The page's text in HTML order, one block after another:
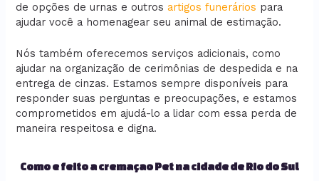
de opções de urnas e outros artigos funerários para
ajudar você a homenagear seu animal de estimação.
Nós também oferecemos serviços adicionais, como
ajudar na organização de cerimônias de despedida e na
entrega de cinzas. Estamos sempre disponíveis para
responder suas perguntas e preocupações, e estamos
comprometidos em ajudá-lo a lidar com essa perda de
maneira respeitosa e digna.
Como e feito a cremaçao Pet na cidade de Rio do Sul